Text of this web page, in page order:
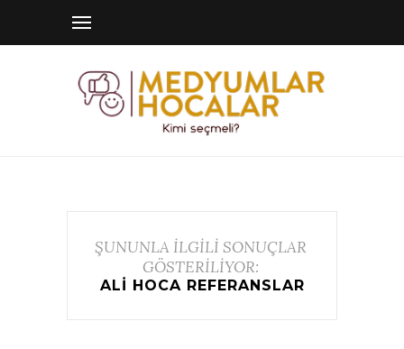
ŞUNUNLA İLGİLİ SONUÇLAR
GÖSTERİLİYOR:
ALI HOCA REFERANSLAR